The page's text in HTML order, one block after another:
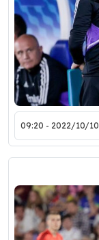
2022/10/10 - 09:20